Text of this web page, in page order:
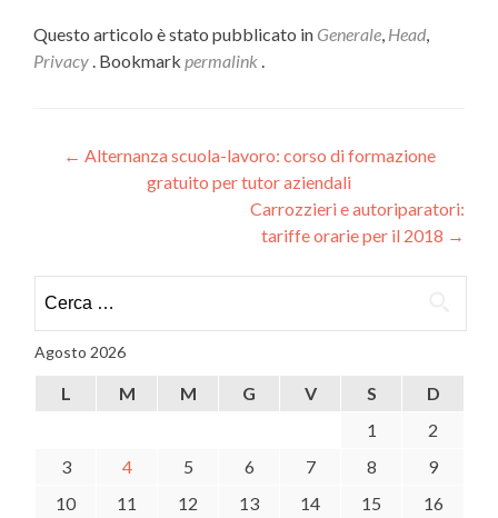
Questo articolo è stato pubblicato in Generale, Head,
Privacy . Bookmark permalink .
Navigazione
articoli
← Alternanza scuola-lavoro: corso di formazione
gratuito per tutor aziendali
Carrozzieri e autoriparatori:
tariffe orarie per il 2018 →
per:
Agosto 2026
L M M G V S
D
1
2
3
4 5 6 7 8
9
10
11 12 13 14 15
16